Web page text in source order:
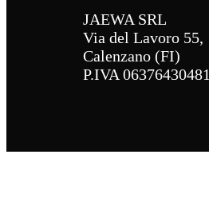
JAEWA SRL
Via del Lavoro 55,
Calenzano (FI)
P.IVA 06376430481